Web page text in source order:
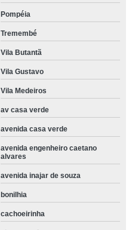
Pompéia
Tremembé
Vila Butantã
Vila Gustavo
Vila Medeiros
av casa verde
avenida casa verde
avenida engenheiro caetano
alvares
avenida inajar de souza
bonilhia
cachoeirinha